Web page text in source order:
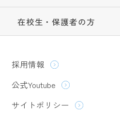
在校生・保護者の方
採用情報
公式Youtube
サイトポリシー